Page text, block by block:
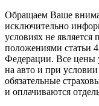
Обращаем Ваше
исключительно
условиях не
положениями статьи
Федерации. Все цены
на авто и при
обязательные
и оплачиваются